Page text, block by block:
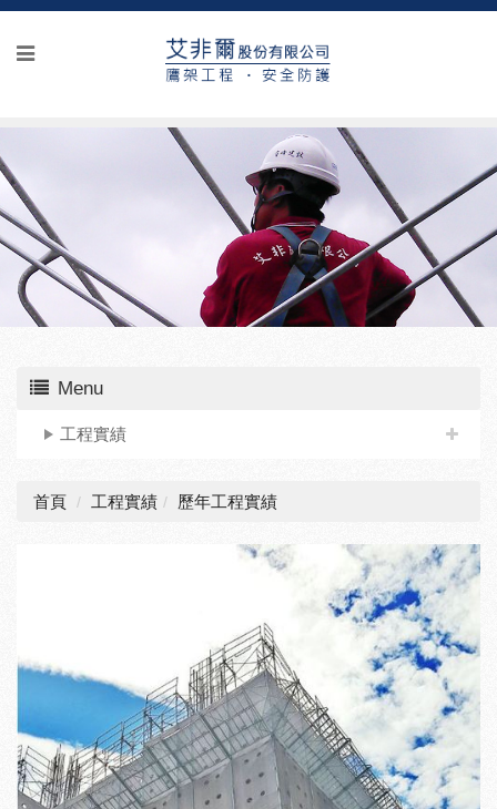
Menu
工程實績
首頁 工程實績 歷年工程實績